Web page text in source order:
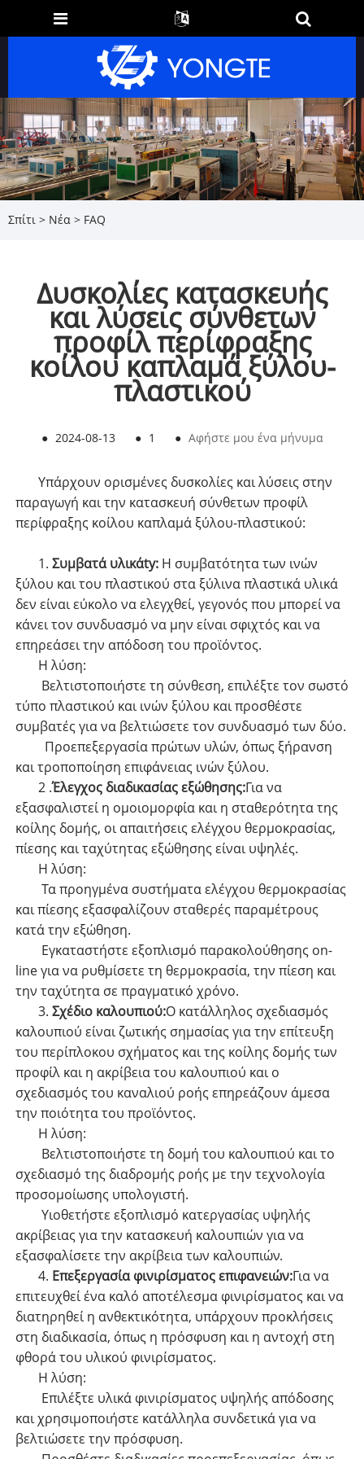
Σπίτι > Νέα > FAQ
Δυσκολίες κατασκευής
και λύσεις σύνθετων
προφίλ περίφραξης
κοίλου καπλαμά ξύλου-
πλαστικού
● 2024-08-13 ● 1 ● Αφήστε μου ένα μήνυμα
Υπάρχουν ορισμένες δυσκολίες και λύσεις στην
παραγωγή και την κατασκευή σύνθετων προφίλ
περίφραξης κοίλου καπλαμά ξύλου-πλαστικού:
1. Συμβατά υλικάty: Η συμβατότητα των ινών
ξύλου και του πλαστικού στα ξύλινα πλαστικά υλικά
δεν είναι εύκολο να ελεγχθεί, γεγονός που μπορεί να
κάνει τον συνδυασμό να μην είναι σφιχτός και να
επηρεάσει την απόδοση του προϊόντος.
Η λύση:
Βελτιστοποιήστε τη σύνθεση, επιλέξτε τον σωστό
τύπο πλαστικού και ινών ξύλου και προσθέστε
συμβατές για να βελτιώσετε τον συνδυασμό των δύο.
Προεπεξεργασία πρώτων υλών, όπως ξήρανση
και τροποποίηση επιφάνειας ινών ξύλου.
2 .Έλεγχος διαδικασίας εξώθησης:Για να
εξασφαλιστεί η ομοιομορφία και η σταθερότητα της
κοίλης δομής, οι απαιτήσεις ελέγχου θερμοκρασίας,
πίεσης και ταχύτητας εξώθησης είναι υψηλές.
Η λύση:
Τα προηγμένα συστήματα ελέγχου θερμοκρασίας
και πίεσης εξασφαλίζουν σταθερές παραμέτρους
κατά την εξώθηση.
Εγκαταστήστε εξοπλισμό παρακολούθησης on-
line για να ρυθμίσετε τη θερμοκρασία, την πίεση και
την ταχύτητα σε πραγματικό χρόνο.
3. Σχέδιο καλουπιού:Ο κατάλληλος σχεδιασμός
καλουπιού είναι ζωτικής σημασίας για την επίτευξη
του περίπλοκου σχήματος και της κοίλης δομής των
προφίλ και η ακρίβεια του καλουπιού και ο
σχεδιασμός του καναλιού ροής επηρεάζουν άμεσα
την ποιότητα του προϊόντος.
Η λύση:
Βελτιστοποιήστε τη δομή του καλουπιού και το
σχεδιασμό της διαδρομής ροής με την τεχνολογία
προσομοίωσης υπολογιστή.
Υιοθετήστε εξοπλισμό κατεργασίας υψηλής
ακρίβειας για την κατασκευή καλουπιών για να
εξασφαλίσετε την ακρίβεια των καλουπιών.
4. Επεξεργασία φινιρίσματος επιφανειών:Για να
επιτευχθεί ένα καλό αποτέλεσμα φινιρίσματος και να
διατηρηθεί η ανθεκτικότητα, υπάρχουν προκλήσεις
στη διαδικασία, όπως η πρόσφυση και η αντοχή στη
φθορά του υλικού φινιρίσματος.
Η λύση:
Επιλέξτε υλικά φινιρίσματος υψηλής απόδοσης
και χρησιμοποιήστε κατάλληλα συνδετικά για να
βελτιώσετε την πρόσφυση.